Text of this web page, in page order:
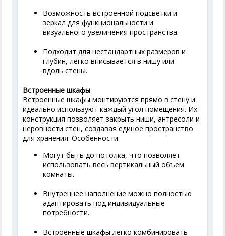
Возможность встроенной подсветки и
зеркал для функциональности и
визуального увеличения пространства.
Подходит для нестандартных размеров и
глубин, легко вписывается в нишу или
вдоль стены.
Встроенные шкафы
Встроенные шкафы монтируются прямо в стену и
идеально используют каждый угол помещения. Их
конструкция позволяет закрыть ниши, антресоли и
неровности стен, создавая единое пространство
для хранения. Особенности:
Могут быть до потолка, что позволяет
использовать весь вертикальный объем
комнаты.
Внутреннее наполнение можно полностью
адаптировать под индивидуальные
потребности.
Встроенные шкафы легко комбинировать